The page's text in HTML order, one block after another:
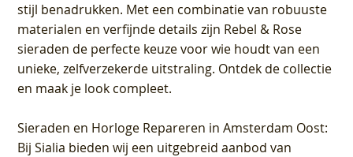
stijl benadrukken. Met een combinatie van robuuste
materialen en verfijnde details zijn Rebel & Rose
sieraden de perfecte keuze voor wie houdt van een
unieke, zelfverzekerde uitstraling. Ontdek de collectie
en maak je look compleet.
Sieraden en Horloge Repareren in Amsterdam Oost:
Bij Sialia bieden wij een uitgebreid aanbod van